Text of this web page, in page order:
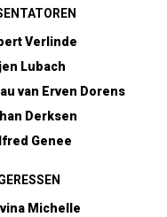
Verlinde
Lubach
van Erven Dorens
Derksen
Genee
Michelle